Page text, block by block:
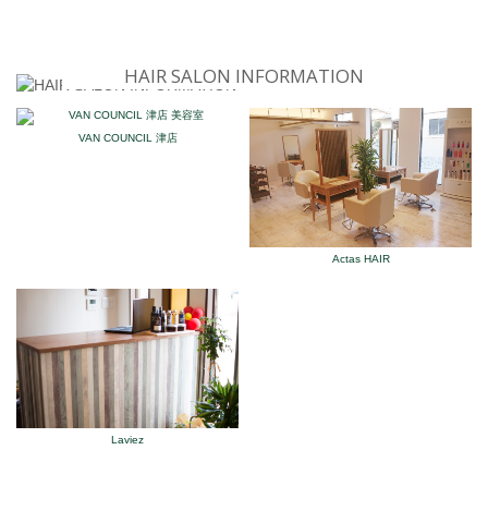
HAIR SALON INFORMATION
VAN COUNCIL 津店
Actas HAIR
Laviez